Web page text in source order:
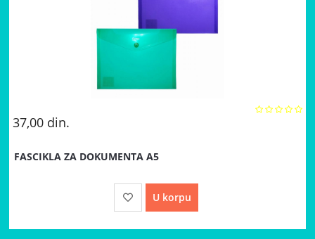
37,00 din.
FASCIKLA ZA DOKUMENTA A5
U korpu